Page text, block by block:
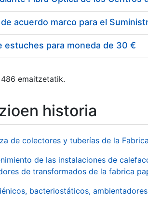
estuches para moneda de 30 €
emaitzetatik.
historia
de colectores y tuberías de la
de las instalaciones de
de transformados de la fabrica
bacteriostáticos,